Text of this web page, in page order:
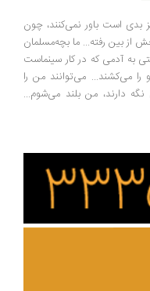
باور نمی‌کنند، چون
رفته... ما بچه‌مسلمان
که در کار سینماست
می‌توانند من را
من بلند می‌شوم...